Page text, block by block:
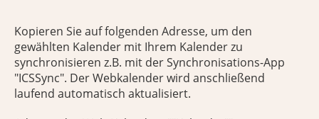
Kopieren Sie auf folgenden Adresse, um den
gewählten Kalender mit Ihrem Kalender zu
synchronisieren z.B. mit der Synchronisations-App
"ICSSync". Der Webkalender wird anschließend
laufend automatisch aktualisiert.